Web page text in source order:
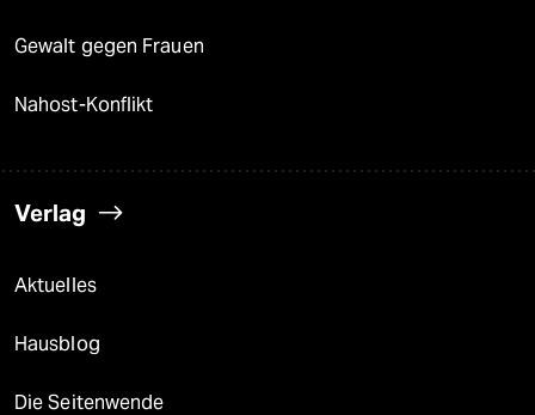
Gewalt gegen Frauen
Nahost-Konflikt
Verlag
Aktuelles
Hausblog
Die Seitenwende